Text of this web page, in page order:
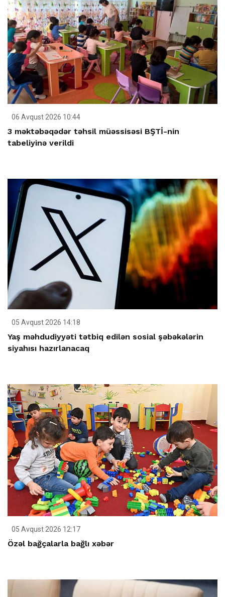
06 Avqust 2026 10:44
3 məktəbəqədər təhsil müəssisəsi BŞTİ-nin
tabeliyinə verildi
05 Avqust 2026 14:18
Yaş məhdudiyyəti tətbiq edilən sosial şəbəkələrin
siyahısı hazırlanacaq
05 Avqust 2026 12:17
Özəl bağçalarla bağlı xəbər